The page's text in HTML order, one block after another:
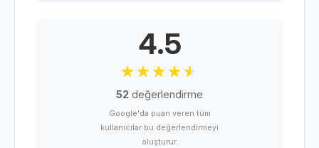
4.5
52 değerlendirme
Google'da puan veren tüm
kullanıcılar bu değerlendirmeyi
oluşturur.